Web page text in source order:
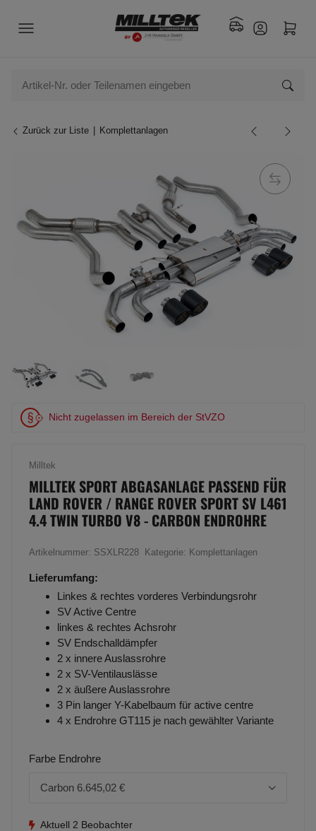
Zurück zur Liste Komplettanlagen
Nicht zugelassen im Bereich der StVZO
Milltek
MILLTEK SPORT ABGASANLAGE PASSEND FÜR
LAND ROVER / RANGE ROVER SPORT SV L461
4.4 TWIN TURBO V8 - CARBON ENDROHRE
Artikelnummer: SSXLR228 Kategorie: Komplettanlagen
Lieferumfang:
Linkes & rechtes vorderes Verbindungsrohr
SV Active Centre
linkes & rechtes Achsrohr
SV Endschalldämpfer
2 x innere Auslassrohre
2 x SV-Ventilauslässe
2 x äußere Auslassrohre
3 Pin langer Y-Kabelbaum für active centre
4 x Endrohre GT115 je nach gewählter Variante
Farbe Endrohre
Carbon 6.645,02 €
Aktuell 2 Beobachter